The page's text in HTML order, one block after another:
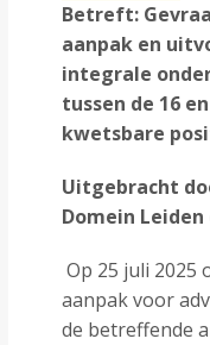
Betreft:
aanpak en
integrale
tussen de 16
kwetsbare
Uitgebracht
Domein
Op 25 juli 2025
aanpak voor
de betreffende